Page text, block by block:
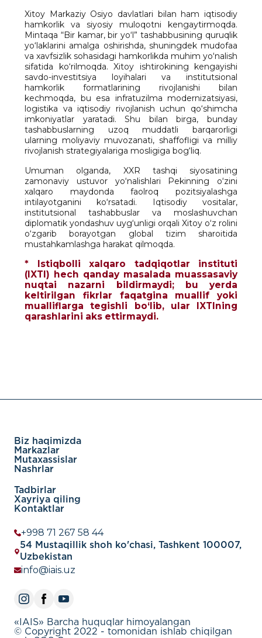
Xitoy Markaziy Osiyo davlatlari bilan ham iqtisodiy
hamkorlik va siyosiy muloqotni kengaytirmoqda.
Mintaqa “Bir kamar, bir yo‘l” tashabbusining quruqlik
yo‘laklarini amalga oshirishda, shuningdek mudofaa
va xavfsizlik sohasidagi hamkorlikda muhim yo‘nalish
sifatida ko‘rilmoqda. Xitoy ishtirokining kengayishi
savdo-investitsiya loyihalari va institutsional
hamkorlik formatlarining rivojlanishi bilan
kechmoqda, bu esa infratuzilma modernizatsiyasi,
logistika va iqtisodiy rivojlanish uchun qo‘shimcha
imkoniyatlar yaratadi. Shu bilan birga, bunday
tashabbuslarning uzoq muddatli barqarorligi
ularning moliyaviy muvozanati, shaffofligi va milliy
rivojlanish strategiyalariga mosligiga bog‘liq.
Umuman olganda, XXR tashqi siyosatining
zamonaviy ustuvor yo‘nalishlari Pekinning o‘zini
xalqaro maydonda faolroq pozitsiyalashga
intilayotganini ko‘rsatadi. Iqtisodiy vositalar,
institutsional tashabbuslar va moslashuvchan
diplomatik yondashuv uyg‘unligi orqali Xitoy o‘z rolini
o‘zgarib borayotgan global tizim sharoitida
mustahkamlashga harakat qilmoqda.
* Istiqbolli xalqaro tadqiqotlar instituti
(IXTI) hech qanday masalada muassasaviy
nuqtai nazarni bildirmaydi; bu yerda
keltirilgan fikrlar faqatgina muallif yoki
mualliflarga tegishli bo‘lib, ular IXTIning
qarashlarini aks ettirmaydi.
Biz haqimizda
Markazlar
Mutaxassislar
Nashrlar
Tadbirlar
Xayriya qiling
Kontaktlar
+998 71 267 58 44
54 Mustaqillik shoh ko'chasi, Tashkent 100007,
Uzbekistan
info@iais.uz
«IAIS» Barcha huquqlar himoyalangan
© Copyright 2022 - tomonidan ishlab chiqilgan